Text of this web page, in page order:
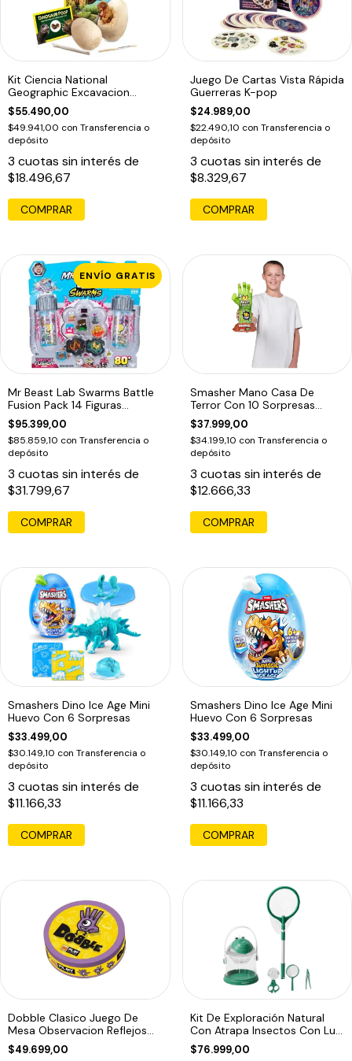
Kit Ciencia National
Geographic Excavacion
Huevos Dinosaurio
$55.490,00
$49.941,00 con Transferencia o
depósito
3 cuotas sin interés de
$18.496,67
Juego De Cartas Vista Rápida
Guerreras K-pop
$24.989,00
$22.490,10 con Transferencia o
depósito
3 cuotas sin interés de
$8.329,67
ENVÍO GRATIS
Mr Beast Lab Swarms Battle
Fusion Pack 14 Figuras
Sorpresa
$95.399,00
$85.859,10 con Transferencia o
depósito
3 cuotas sin interés de
$31.799,67
Smasher Mano Casa De
Terror Con 10 Sorpresas
Frankenstein
$37.999,00
$34.199,10 con Transferencia o
depósito
3 cuotas sin interés de
$12.666,33
Smashers Dino Ice Age Mini
Huevo Con 6 Sorpresas
$33.499,00
$30.149,10 con Transferencia o
depósito
3 cuotas sin interés de
$11.166,33
Smashers Dino Ice Age Mini
Huevo Con 6 Sorpresas
$33.499,00
$30.149,10 con Transferencia o
depósito
3 cuotas sin interés de
$11.166,33
COMPRAR
Dobble Clasico Juego De
Mesa Observacion Reflejos
Top Edu
$49.699,00
Kit De Exploración Natural
Con Atrapa Insectos Con Luz
Led
$76.999,00